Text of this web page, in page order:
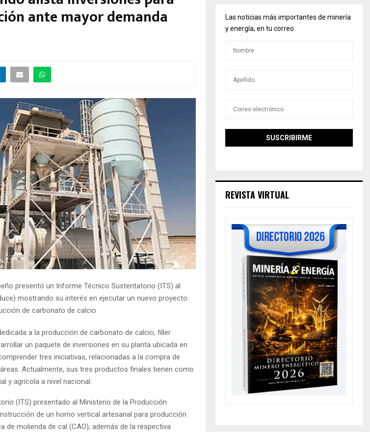
ante mayor demanda
presentó un Informe Técnico Sustentatorio (ITS) al
mostrando su interés en ejecutar un nuevo proyecto
de carbonato de calcio
a la producción de carbonato de calcio, filler
un paquete de inversiones en su planta ubicada en
tres iniciativas, relacionadas a la compra de
Actualmente, sus tres productos finales tienen como
y agrícola a nivel nacional.
(ITS) presentado al Ministerio de la Producción
de un horno vertical artesanal para producción
de molienda de cal (CAO), además de la respectiva
Las noticias más importantes de minería
y energía, en tu correo.
REVISTA VIRTUAL